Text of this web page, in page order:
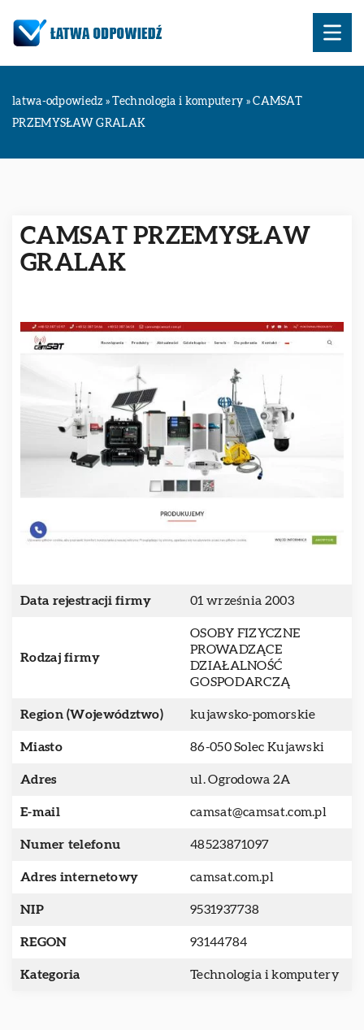
latwa-odpowiedz »Technologia i komputery »CAMSAT
PRZEMYSŁAW GRALAK
CAMSAT PRZEMYSŁAW
GRALAK
Data rejestracji firmy 01 września 2003
Rodzaj firmy
OSOBY FIZYCZNE
PROWADZĄCE
DZIAŁALNOŚĆ
GOSPODARCZĄ
Region (Województwo) kujawsko-pomorskie
Miasto 86-050 Solec Kujawski
Adres ul. Ogrodowa 2A
E-mail camsat@camsat.com.pl
Numer telefonu 48523871097
Adres internetowy camsat.com.pl
NIP 9531937738
REGON 93144784
Kategoria Technologia i komputery